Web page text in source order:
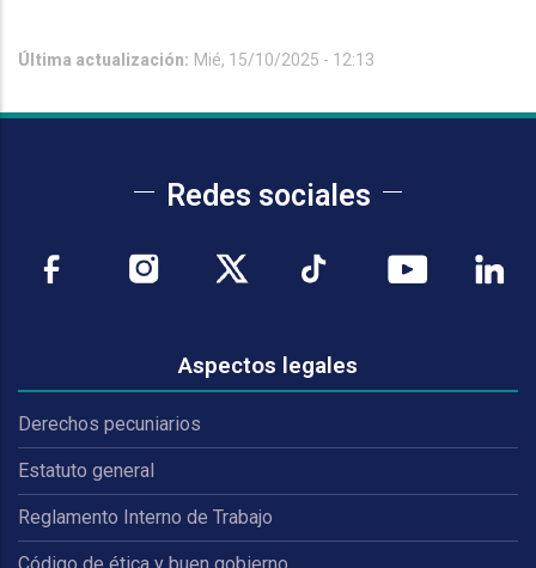
Última actualización: Mié, 15/10/2025 - 12:13
Redes sociales
Aspectos legales
Derechos pecuniarios
Estatuto general
Reglamento Interno de Trabajo